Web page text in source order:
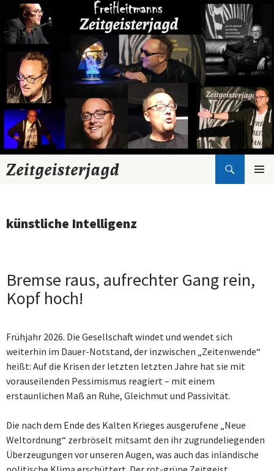
Zeitgeisterjagd
Suchen
Zum
künstliche Intelligenz
Bremse raus, aufrechter Gang rein,
Kopf hoch!
Frühjahr 2026. Die Gesellschaft windet und wendet sich
weiterhin im Dauer-Notstand, der inzwischen „Zeitenwende“
heißt: Auf die Krisen der letzten letzten Jahre hat sie mit
vorauseilenden Pessimismus reagiert – mit einem
erstaunlichen Maß an Ruhe, Gleichmut und Passivität.
Die nach dem Ende des Kalten Krieges ausgerufene „Neue
Weltordnung“ zerbröselt mitsamt den ihr zugrundeliegenden
Überzeugungen vor unseren Augen, was auch das inländische